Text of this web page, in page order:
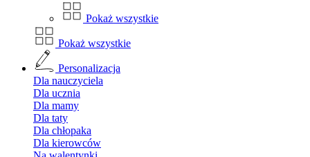
Pokaż wszystkie
Pokaż wszystkie
Personalizacja
Dla nauczyciela
Dla ucznia
Dla mamy
Dla taty
Dla chłopaka
Dla kierowców